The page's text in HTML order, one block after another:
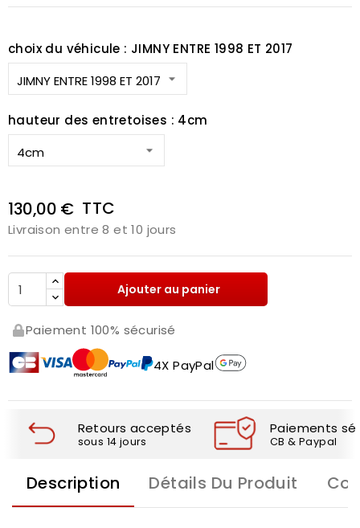
choix du véhicule : JIMNY ENTRE 1998 ET 2017
hauteur des entretoises : 4cm
130,00 € TTC
Livraison entre 8 et 10 jours
Ajouter au panier
Paiement 100% sécurisé
4X PayPal
Retours acceptés
sous 14 jours
Paiements
CB & Paypal
Description Détails Du Produit